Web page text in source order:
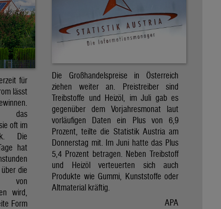
für
lässt
das
oft im
Die
hat
die
von
wird,
Form
Die Großhandelspreise in Österreich
ziehen weiter an. Preistreiber sind
Treibstoffe und Heizöl, im Juli gab es
gegenüber dem Vorjahresmonat laut
vorläufigen Daten ein Plus von 6,9
Prozent, teilte die Statistik Austria am
Donnerstag mit. Im Juni hatte das Plus
5,4 Prozent betragen. Neben Treibstoff
und Heizöl verteuerten sich auch
Produkte wie Gummi, Kunststoffe oder
Altmaterial kräftig.
APA